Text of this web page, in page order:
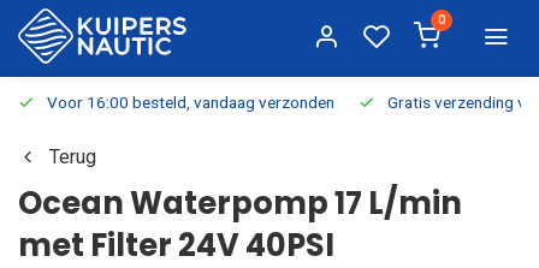
0
Voor 16:00 besteld, vandaag verzonden Gratis verzending
Terug
Ocean Waterpomp 17 L/min
met Filter 24V 40PSI